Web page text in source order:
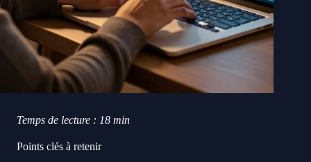
Temps de lecture : 18 min
Points clés à retenir